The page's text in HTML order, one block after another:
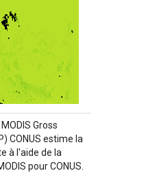
Gross
CONUS estime la
à l'aide de la
pour CONUS.